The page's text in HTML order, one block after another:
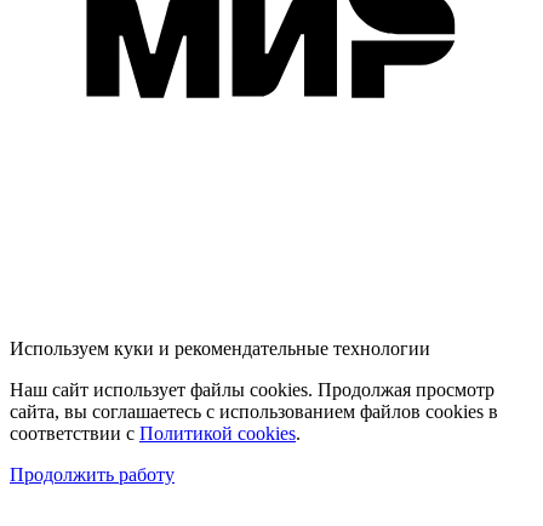
Используем куки и рекомендательные технологии
Наш сайт использует файлы cookies. Продолжая просмотр
сайта, вы соглашаетесь с использованием файлов cookies в
соответствии с Политикой cookies.
Продолжить работу